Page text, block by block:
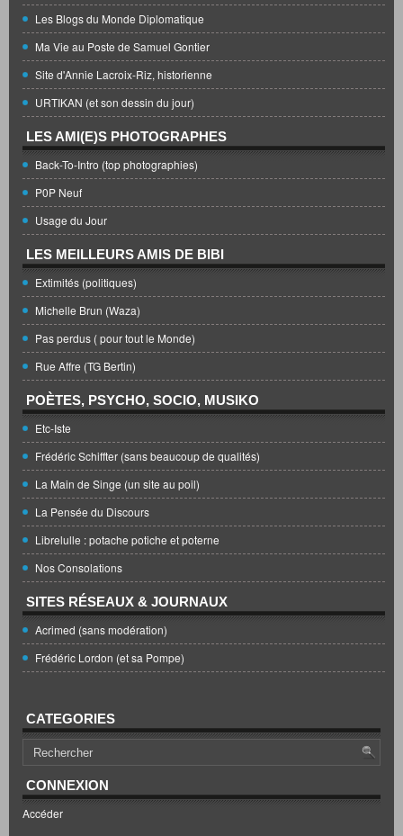
Les Blogs du Monde Diplomatique
Ma Vie au Poste de Samuel Gontier
Site d'Annie Lacroix-Riz, historienne
URTIKAN (et son dessin du jour)
LES AMI(E)S PHOTOGRAPHES
Back-To-Intro (top photographies)
P0P Neuf
Usage du Jour
LES MEILLEURS AMIS DE BIBI
Extimités (politiques)
Michelle Brun (Waza)
Pas perdus ( pour tout le Monde)
Rue Affre (TG Bertin)
POÈTES, PSYCHO, SOCIO, MUSIKO
Etc-Iste
Frédéric Schiffter (sans beaucoup de qualités)
La Main de Singe (un site au poil)
La Pensée du Discours
Librelulle : potache potiche et poterne
Nos Consolations
SITES RÉSEAUX & JOURNAUX
Acrimed (sans modération)
Frédéric Lordon (et sa Pompe)
CATEGORIES
CONNEXION
Accéder